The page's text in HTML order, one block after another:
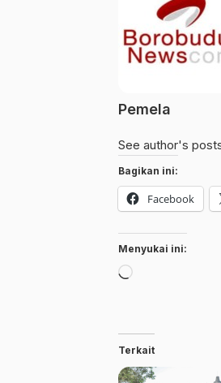
Pemela
See author's
Bagikan ini:
Facebook
Menyukai ini:
Memuat...
Terkait